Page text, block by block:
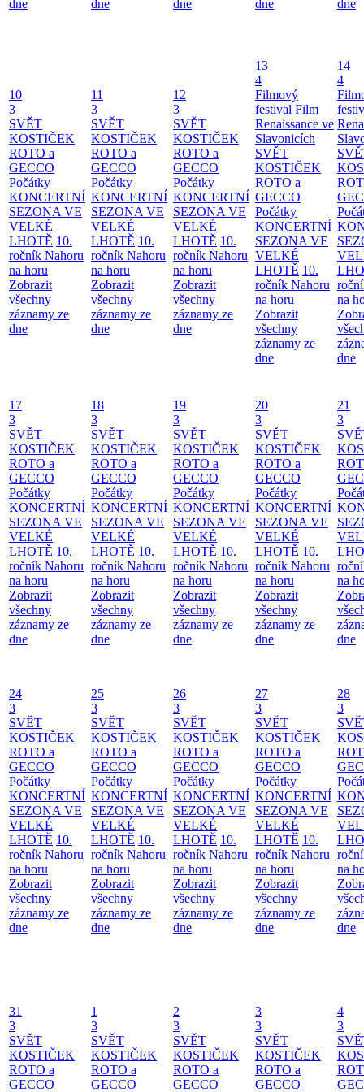
dne
dne
dne
dne
dne
10
3
SVĚT
KOSTIČEK
ROTO a
GECCO
Počátky
KONCERTNÍ
SEZONA VE
VELKÉ
LHOTĚ 10.
ročník Nahoru
na horu
Zobrazit
všechny
záznamy ze
dne
11
3
SVĚT
KOSTIČEK
ROTO a
GECCO
Počátky
KONCERTNÍ
SEZONA VE
VELKÉ
LHOTĚ 10.
ročník Nahoru
na horu
Zobrazit
všechny
záznamy ze
dne
12
3
SVĚT
KOSTIČEK
ROTO a
GECCO
Počátky
KONCERTNÍ
SEZONA VE
VELKÉ
LHOTĚ 10.
ročník Nahoru
na horu
Zobrazit
všechny
záznamy ze
dne
13
4
Filmový
festival Film
Renaissance ve
Slavonicích
SVĚT
KOSTIČEK
ROTO a
GECCO
Počátky
KONCERTNÍ
SEZONA VE
VELKÉ
LHOTĚ 10.
ročník Nahoru
na horu
Zobrazit
všechny
záznamy ze
dne
14
4
na
dne
17
3
SVĚT
KOSTIČEK
ROTO a
GECCO
Počátky
KONCERTNÍ
SEZONA VE
VELKÉ
LHOTĚ 10.
ročník Nahoru
na horu
Zobrazit
všechny
záznamy ze
dne
18
3
SVĚT
KOSTIČEK
ROTO a
GECCO
Počátky
KONCERTNÍ
SEZONA VE
VELKÉ
LHOTĚ 10.
ročník Nahoru
na horu
Zobrazit
všechny
záznamy ze
dne
19
3
SVĚT
KOSTIČEK
ROTO a
GECCO
Počátky
KONCERTNÍ
SEZONA VE
VELKÉ
LHOTĚ 10.
ročník Nahoru
na horu
Zobrazit
všechny
záznamy ze
dne
20
3
SVĚT
KOSTIČEK
ROTO a
GECCO
Počátky
KONCERTNÍ
SEZONA VE
VELKÉ
LHOTĚ 10.
ročník Nahoru
na horu
Zobrazit
všechny
záznamy ze
dne
21
3
na
dne
24
3
SVĚT
KOSTIČEK
ROTO a
GECCO
Počátky
KONCERTNÍ
SEZONA VE
VELKÉ
LHOTĚ 10.
ročník Nahoru
na horu
Zobrazit
všechny
záznamy ze
dne
25
3
SVĚT
KOSTIČEK
ROTO a
GECCO
Počátky
KONCERTNÍ
SEZONA VE
VELKÉ
LHOTĚ 10.
ročník Nahoru
na horu
Zobrazit
všechny
záznamy ze
dne
26
3
SVĚT
KOSTIČEK
ROTO a
GECCO
Počátky
KONCERTNÍ
SEZONA VE
VELKÉ
LHOTĚ 10.
ročník Nahoru
na horu
Zobrazit
všechny
záznamy ze
dne
27
3
SVĚT
KOSTIČEK
ROTO a
GECCO
Počátky
KONCERTNÍ
SEZONA VE
VELKÉ
LHOTĚ 10.
ročník Nahoru
na horu
Zobrazit
všechny
záznamy ze
dne
28
3
na
dne
31
3
SVĚT
KOSTIČEK
ROTO a
GECCO
1
3
SVĚT
KOSTIČEK
ROTO a
GECCO
2
3
SVĚT
KOSTIČEK
ROTO a
GECCO
3
3
SVĚT
KOSTIČEK
ROTO a
GECCO
4
3